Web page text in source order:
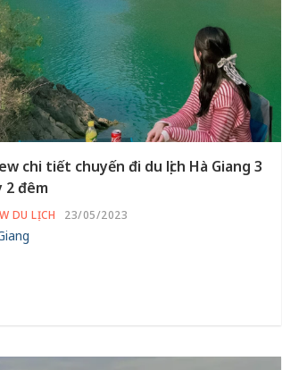
chi tiết chuyến đi du lịch Hà Giang 3
2 đêm
DU LỊCH 23/05/2023